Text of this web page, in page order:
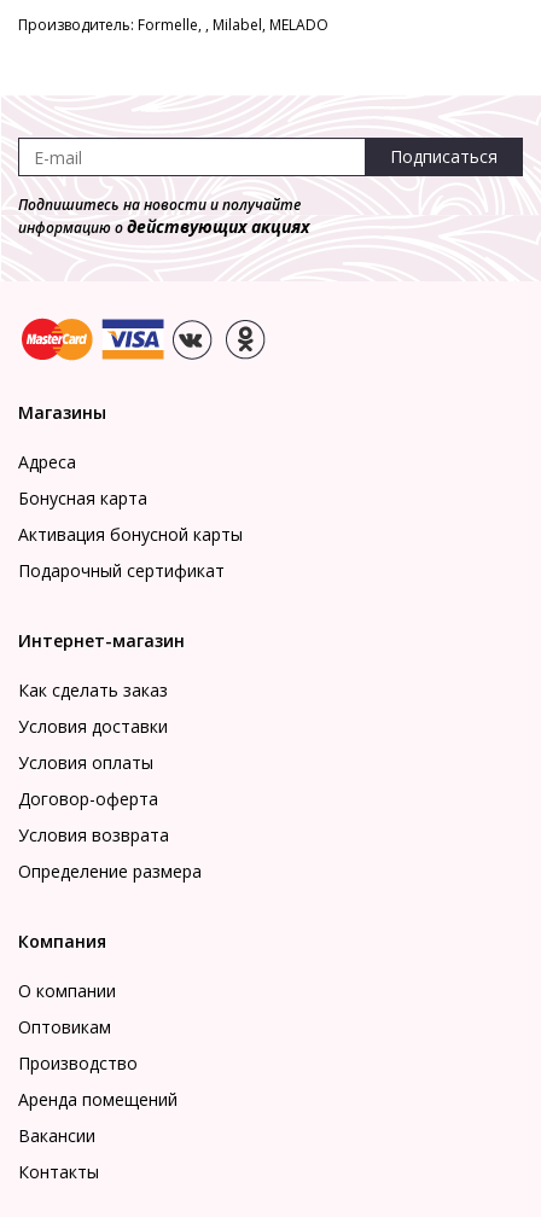
Производитель: Formelle, , Milabel, MELADO
Подписаться
Подпишитесь на новости и получайте
информацию одействующих акциях
Магазины
Адреса
Бонусная карта
Активация бонусной карты
Подарочный сертификат
Интернет-магазин
Как сделать заказ
Условия доставки
Условия оплаты
Договор-оферта
Условия возврата
Определение размера
Компания
О компании
Оптовикам
Производство
Аренда помещений
Вакансии
Контакты